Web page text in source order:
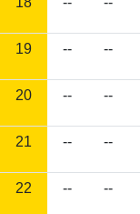
19 -- --
20 -- --
21 -- --
22 -- --